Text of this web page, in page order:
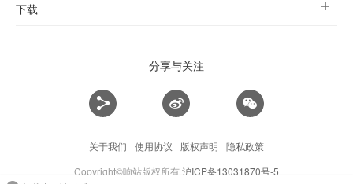
下载
分享与关注
关于我们 使用协议 版权声明
隐私政策
Copyright©响站版权所有沪ICP备13031870号-5